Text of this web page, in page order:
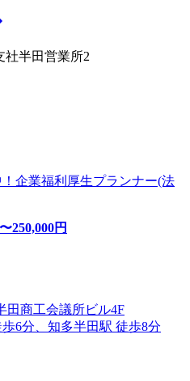
社半田営業所2
！企業福利厚生プランナー(法
250,000円
田商工会議所ビル4F
6分、知多半田駅 徒歩8分